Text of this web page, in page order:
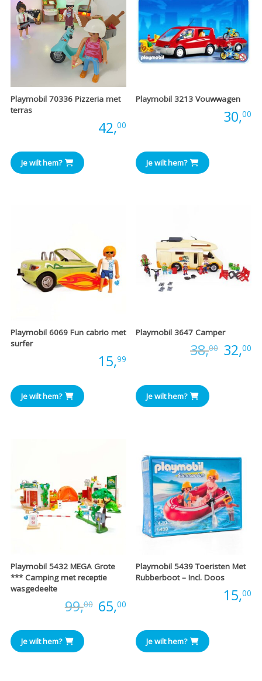
Playmobil 70336 Pizzeria met
terras
42,00
Je wilt hem?
Playmobil 3213 Vouwwagen
30,00
Je wilt hem?
Playmobil 6069 Fun cabrio met
surfer
15,99
Je wilt hem?
Playmobil 3647 Camper
38,00 32,00
Je wilt hem?
Playmobil 5432 MEGA Grote
*** Camping met receptie
wasgedeelte
99,00 Oorspronkelijke
65,00Huidige
prijs
is:
Je wilt hem?
Playmobil 5439 Toeristen Met
Rubberboot – Incl. Doos
15,00
Je wilt hem?